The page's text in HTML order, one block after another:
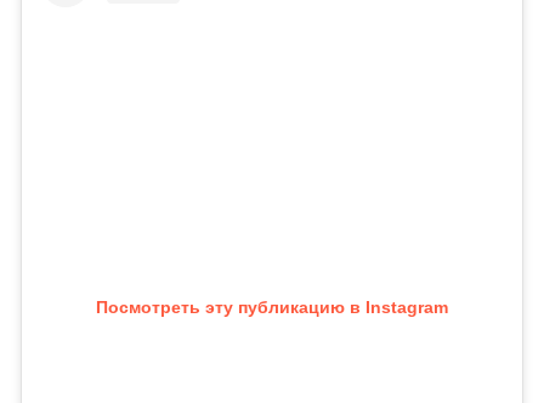
Посмотреть эту публикацию в Instagram